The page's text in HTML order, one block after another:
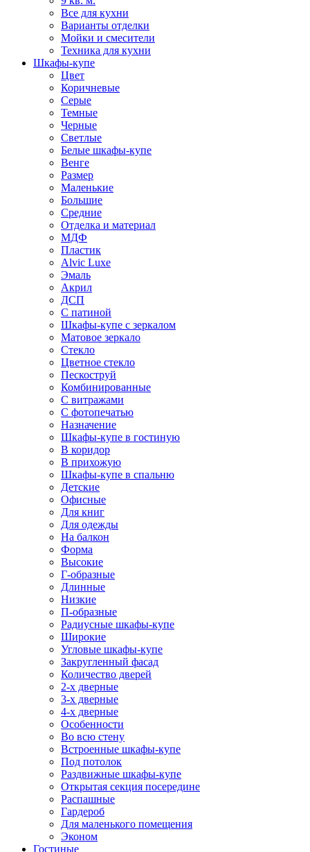
Все для кухни
Варианты отделки
Мойки и смесители
Техника для кухни
Шкафы-купе
Цвет
Коричневые
Серые
Темные
Черные
Светлые
Белые шкафы-купе
Венге
Размер
Маленькие
Большие
Средние
Отделка и материал
МДФ
Пластик
Alvic Luxe
Эмаль
Акрил
ДСП
С патиной
Шкафы-купе с зеркалом
Матовое зеркало
Стекло
Цветное стекло
Пескоструй
Комбинированные
С витражами
С фотопечатью
Назначение
Шкафы-купе в гостиную
В коридор
В прихожую
Шкафы-купе в спальню
Детские
Офисные
Для книг
Для одежды
На балкон
Форма
Высокие
Г-образные
Длинные
Низкие
П-образные
Радиусные шкафы-купе
Широкие
Угловые шкафы-купе
Закругленный фасад
Количество дверей
2-х дверные
3-х дверные
4-х дверные
Особенности
Во всю стену
Встроенные шкафы-купе
Под потолок
Раздвижные шкафы-купе
Открытая секция посередине
Распашные
Гардероб
Для маленького помещения
Эконом
Гостиные